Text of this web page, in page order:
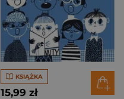
KSIĄŻKA
15,99 zł